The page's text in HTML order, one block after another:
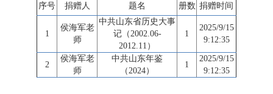
序号 捐赠人 题名 册数 捐赠时间
1
侯海军老
师
中共山东省历史大事
记（2002.06-
2012.11）
1
2025/9/15
9:12:35
2
侯海军老
师
中共山东年鉴
（2024）
1
2025/9/15
9:12:35